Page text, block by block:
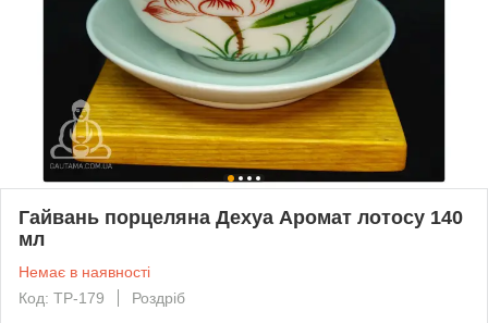
Гайвань порцеляна Дехуа Аромат лотосу 140
мл
Немає в наявності
Код: TP-179
Роздріб